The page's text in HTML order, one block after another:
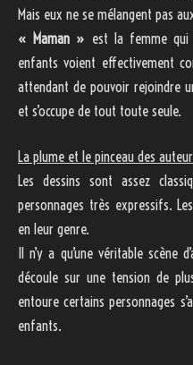
Mais eux ne se mélangent pas
« Maman » est la femme qui
enfants voient effectivement
attendant de pouvoir rejoindre
et s’occupe de tout toute seule.
La plume et le pinceau des
Les dessins sont assez
personnages très expressifs.
en leur genre.
Il n’y a qu’une véritable
découle sur une tension de
entoure certains personnages
enfants.